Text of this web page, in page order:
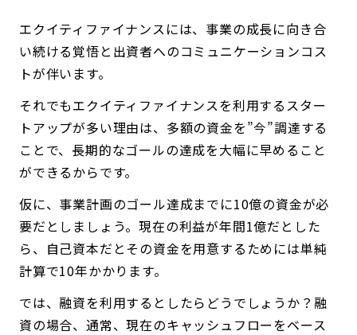
エクイティファイナンスには、事業の成長に向き合
い続ける覚悟と出資者へのコミュニケーションコス
トが伴います。
それでもエクイティファイナンスを利用するスター
トアップが多い理由は、多額の資金を”今”調達する
ことで、長期的なゴールの達成を大幅に早めること
ができるからです。
仮に、事業計画のゴール達成までに10億の資金が必
要だとしましょう。現在の利益が年間1億だとした
ら、自己資本だとその資金を用意するためには単純
計算で10年かかります。
では、融資を利用するとしたらどうでしょうか？融
資の場合、通常、現在のキャッシュフローをベース